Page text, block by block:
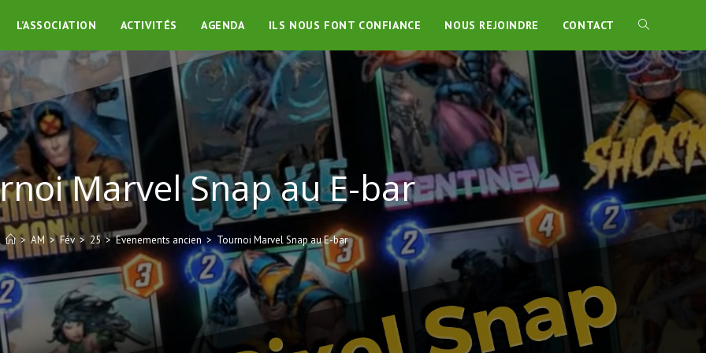
L’ASSOCIATION ACTIVITÉS AGENDA ILS NOUS FONT CONFIANCE NOUS REJOINDRE CONTACT
Marvel Snap au E-bar
> AM > Fév > 25 > Evenements ancien > Tournoi Marvel Snap au E-bar